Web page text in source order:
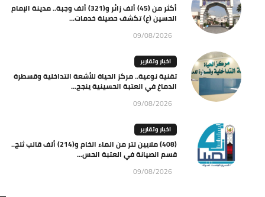
أكثر من (45) ألف زائر و(321) ألف وجبة.. مدينة الإمام
الحسين (ع) تكشف حصيلة خدمات...
09/08/2026
اخبار وتقارير
تقنية نوعية.. مركز الحياة للأشعة التداخلية وقسطرة
الدماغ في العتبة الحسينية ينجح...
09/08/2026
اخبار وتقارير
(408) ملايين لتر من الماء الخام و(214) ألف قالب ثلج..
قسم الصيانة في العتبة الحس...
09/08/2026